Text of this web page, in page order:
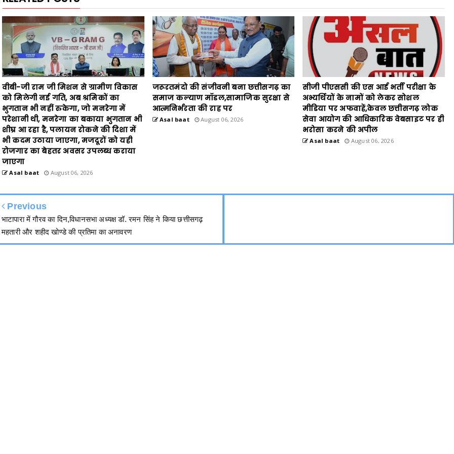
वीबी-जी राम जी मिशन से ग्रामीण विकास
को मिलेगी नई गति, अब श्रमिकों का
भुगतान भी नहीं रुकेगा, जो मनरेगा में
परेशानी थी, मनरेगा का बकाया भुगतान भी
शीघ्र आ रहा है, पलायन रोकने की दिशा में
भी कदम उठाया जाएगा, मजदूरों को यही
रोजगार का बेहतर अवसर उपलब्ध कराया
जाएगा
Asal baat August 06, 2026
जरूरतमंदो की संजीवनी बना छत्तीसगढ़ का
समाज कल्याण मॉडल,सामाजिक सुरक्षा से
आत्मनिर्भरता की राह पर
Asal baat August 06, 2026
सीजी पीएससी की एस आई भर्ती परीक्षा के
अभ्यर्थियों के नामों को लेकर सोशल
मीडिया पर अफवाहें,केवल छत्तीसगढ़ लोक
सेवा आयोग की आधिकारिक वेबसाइट पर ही
भरोसा करने की अपील
Asal baat August 06, 2026
Previous
भाटापारा में गौरव का दिन,विधानसभा अध्यक्ष डॉ. रमन सिंह ने किया छत्तीसगढ़
महतारी और शहीद खोण्डे की प्रतिमा का अनावरण